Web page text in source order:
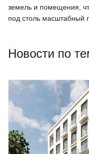
земель и помещения,
под столь масштабный
Новости по